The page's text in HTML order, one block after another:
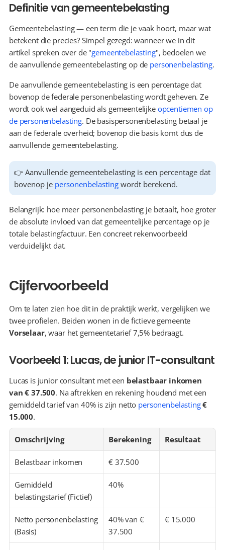
Definitie van gemeentebelasting
Gemeentebelasting — een term die je vaak hoort, maar wat
betekent die precies? Simpel gezegd: wanneer we in dit
artikel spreken over de "gemeentebelasting", bedoelen we
de aanvullende gemeentebelasting op de personenbelasting.
De aanvullende gemeentebelasting is een percentage dat
bovenop de federale personenbelasting wordt geheven. Ze
wordt ook wel aangeduid als gemeentelijke opcentiemen op
de personenbelasting. De basispersonenbelasting betaal je
aan de federale overheid; bovenop die basis komt dus de
aanvullende gemeentebelasting.
👉 Aanvullende gemeentebelasting is een percentage dat
bovenop je personenbelasting wordt berekend.
Belangrijk: hoe meer personenbelasting je betaalt, hoe groter
de absolute invloed van dat gemeentelijke percentage op je
totale belastingfactuur. Een concreet rekenvoorbeeld
verduidelijkt dat.
Cijfervoorbeeld
Om te laten zien hoe dit in de praktijk werkt, vergelijken we
Vorselaar, waar het gemeentetarief 7,5% bedraagt.
Voorbeeld 1: Lucas, de junior IT-consultant
Lucas is junior consultant met een belastbaar inkomen
van € 37.500. Na aftrekken en rekening houdend met een
gemiddeld tarief van 40% is zijn netto personenbelasting€
15.000.
Omschrijving Berekening Resultaat
Belastbaar inkomen € 37.500
Gemiddeld
belastingstarief (Fictief)
40%
Netto personenbelasting
(Basis)
40% van €
37.500
€ 15.000